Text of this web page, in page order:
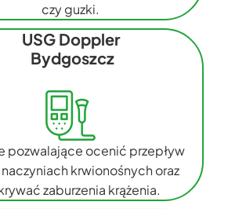
czy guzki.
USG Doppler
Bydgoszcz
pozwalające ocenić przepływ
krwionośnych oraz
zaburzenia krążenia.